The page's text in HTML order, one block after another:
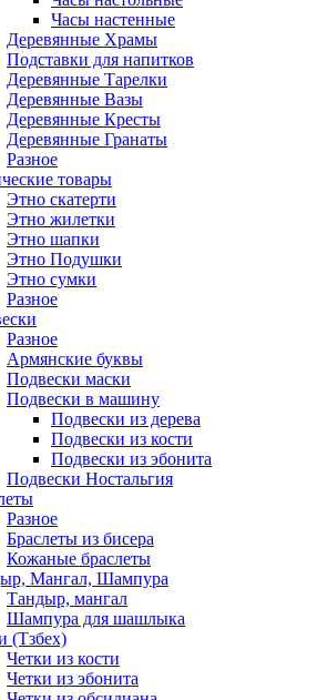
Часы настенные
Деревянные Храмы
Подставки для напитков
Деревянные Тарелки
Деревянные Вазы
Деревянные Кресты
Деревянные Гранаты
Разное
товары
Этно скатерти
Этно жилетки
Этно шапки
Этно Подушки
Этно сумки
Разное
Разное
Армянские буквы
Подвески маски
Подвески в машину
Подвески из дерева
Подвески из кости
Подвески из эбонита
Подвески Ностальгия
Разное
Браслеты из бисера
Кожаные браслеты
Мангал, Шампура
Тандыр, мангал
Шампура для шашлыка
(Тзбех)
Четки из кости
Четки из эбонита